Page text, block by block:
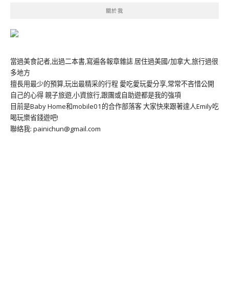
關於我
當過美食記者,出過二本書,寫遍各報章雜誌 居住過美國/加拿大,旅行過很
多地方
擅長用最少的預算,玩出最精采的行程 愛吃愛玩愛分享,常常不吝惜公開
自己的心得 親子旅遊,小資旅行,跟團或自助遊都是我的強項
目前是Baby Home和mobile01的合作部落客 大家快來跟著達人Emily吃
喝玩樂省錢遊吧!
聯絡我: painichun@gmail.com